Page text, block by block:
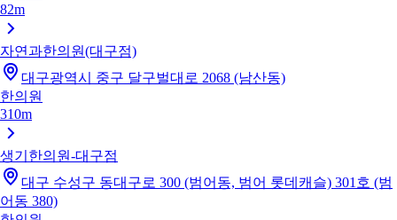
82m
자연과한의원(대구점)
대구광역시 중구 달구벌대로 2068 (남산동)
한의원
310m
생기한의원-대구점
대구 수성구 동대구로 300 (범어동, 범어 롯데캐슬) 301호 (범
어동 380)